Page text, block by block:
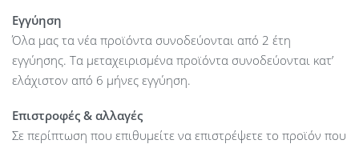
PSU: 2 x 500 W
Εγγύηση
Όλα μας τα νέα προϊόντα συνοδεύονται από 2 έτη
εγγύησης. Τα μεταχειρισμένα προϊόντα συνοδεύονται κατ’
ελάχιστον από 6 μήνες εγγύηση.
Επιστροφές & αλλαγές
Σε περίπτωση που επιθυμείτε να επιστρέψετε το προϊόν που